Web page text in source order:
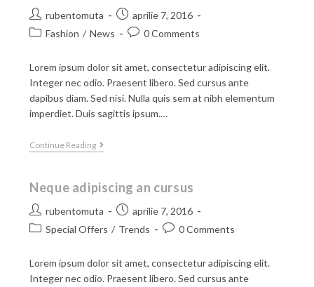
rubentomuta
aprilie 7, 2016
Fashion / News 0 Comments
Lorem ipsum dolor sit amet, consectetur adipiscing elit.
Integer nec odio. Praesent libero. Sed cursus ante
dapibus diam. Sed nisi. Nulla quis sem at nibh elementum
imperdiet. Duis sagittis ipsum.…
Continue Reading
Neque adipiscing an cursus
rubentomuta
aprilie 7, 2016
Special Offers / Trends 0 Comments
Lorem ipsum dolor sit amet, consectetur adipiscing elit.
Integer nec odio. Praesent libero. Sed cursus ante